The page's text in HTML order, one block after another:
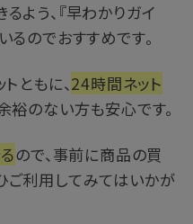
よう、『早わかりガイ
るのでおすすめです。
ともに、24時間ネット
裕のない方も安心です。
ので、事前に商品の買
利用してみてはいかが